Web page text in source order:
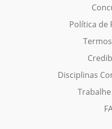
Política de
Disciplinas